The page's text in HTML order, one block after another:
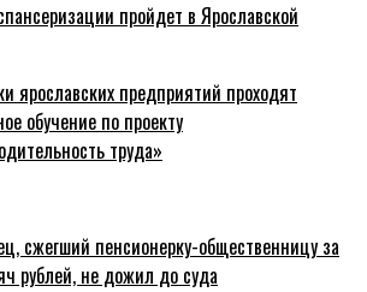
пройдет в Ярославской
ярославских предприятий проходят
обучение по проекту
труда»
сжегший пенсионерку-общественницу за
рублей, не дожил до суда